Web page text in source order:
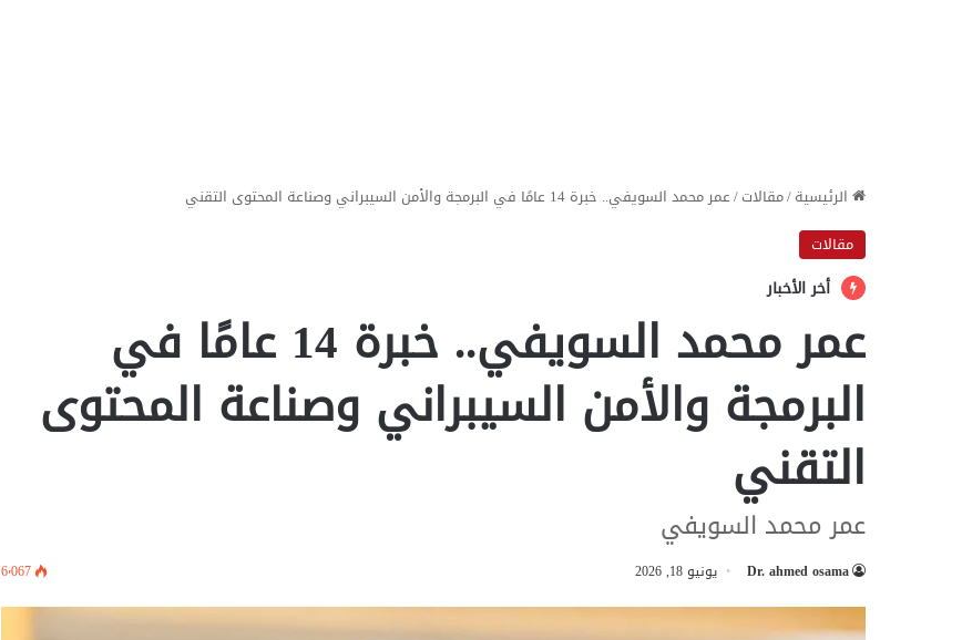
الرئيسية/مقالات/عمر محمد السويفي.. خبرة 14 عامًا في البرمجة والأمن السيبراني وصناعة المحتوى التقني
مقالات
أخر الأخبار
عمر محمد السويفي.. خبرة 14 عامًا في
البرمجة والأمن السيبراني وصناعة المحتوى
التقني
عمر محمد السويفي
Dr. ahmed osama يونيو 18, 2026 6٬067